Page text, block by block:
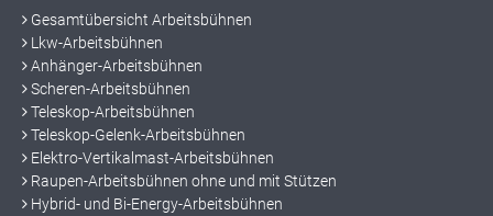
Gesamtübersicht Arbeitsbühnen
Lkw-Arbeitsbühnen
Anhänger-Arbeitsbühnen
Scheren-Arbeitsbühnen
Teleskop-Arbeitsbühnen
Teleskop-Gelenk-Arbeitsbühnen
Elektro-Vertikalmast-Arbeitsbühnen
Raupen-Arbeitsbühnen ohne und mit Stützen
Hybrid- und Bi-Energy-Arbeitsbühnen